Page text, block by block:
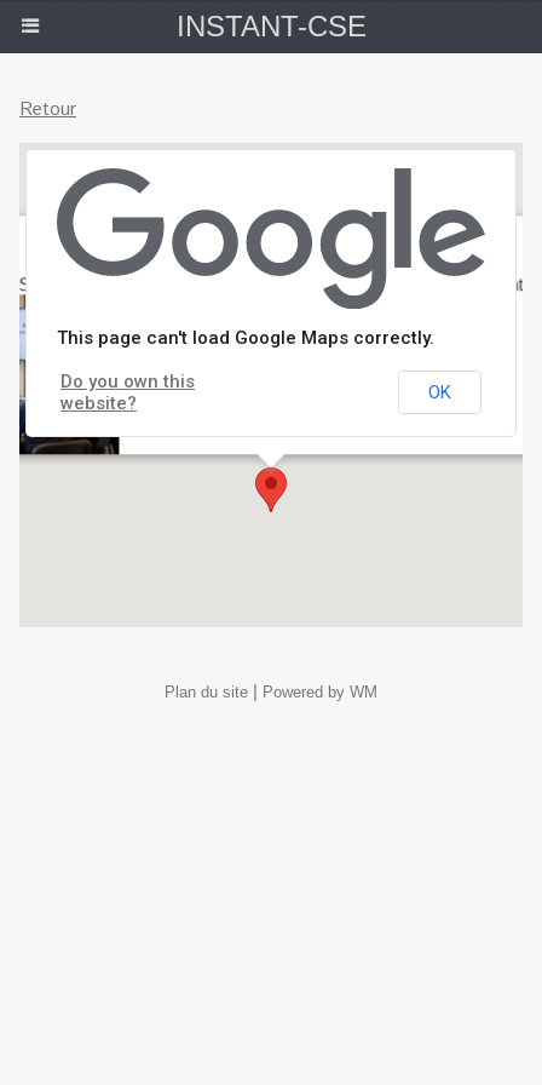
INSTANT-CSE
Retour
à Lyon : Santé, sécurité, conditions de travail et santé
This page can't load Google Maps correctly.
Do you own this
website?
OK
Plan du site | Powered by WM